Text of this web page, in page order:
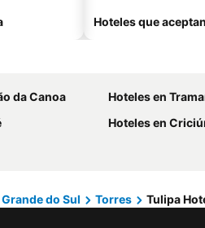
Hoteles que
da Canoa Hoteles en
Hoteles en
Grande do Sul Torres Tulipa